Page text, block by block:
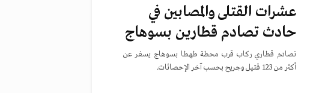
عشرات القتلى والمصابين في
حادث تصادم قطارين بسوهاج
تصادم قطاري ركاب قرب محطة طهطا بسوهاج يسفر عن
أكثر من 123 قتيل وجريح بحسب آخر الإحصائات.